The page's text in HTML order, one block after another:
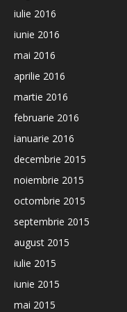
iulie 2016
iunie 2016
mai 2016
aprilie 2016
martie 2016
februarie 2016
ianuarie 2016
decembrie 2015
noiembrie 2015
octombrie 2015
septembrie 2015
august 2015
iulie 2015
iunie 2015
mai 2015